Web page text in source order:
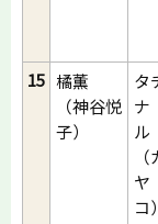
15 橘薫
（神谷悦
子）
タ
ル
コ）